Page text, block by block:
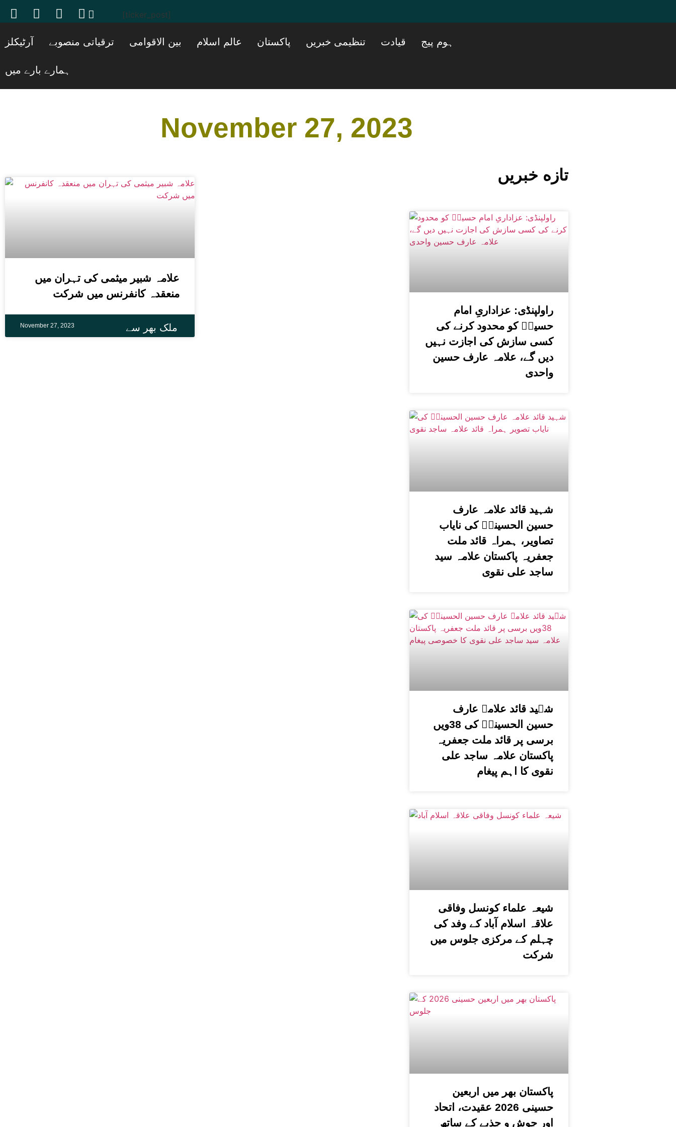
[ticker_post]
ہوم پیج قیادت تنظیمی خبریں پاکستان عالم اسلام بین الاقوامی ترقیاتی منصوبے آرٹیکلز
ہمارے بارے میں
November 27, 2023
ملک بھر سے
علامہ شبیر میثمی کی تہران میں
منعقدہ کانفرنس میں شرکت
November 27, 2023
تازه خبریں
راولپنڈی: عزاداریِ امام
حسینؑ کو محدود کرنے کی
کسی سازش کی اجازت نہیں
دیں گے، علامہ عارف حسین
واحدی
شہید قائد علامہ عارف
حسین الحسینیؒ کی نایاب
تصاویر، ہمراہ قائد ملت
جعفریہ پاکستان علامہ سید
ساجد علی نقوی
شہید قائد علامہ عارف
حسین الحسینیؒ کی 38ویں
برسی پر قائد ملت جعفریہ
پاکستان علامہ ساجد علی
نقوی کا اہم پیغام
شیعہ علماء کونسل وفاقی
علاقہ اسلام آباد کے وفد کی
چہلم کے مرکزی جلوس میں
شرکت
پاکستان بھر میں اربعین
حسینی 2026 عقیدت، اتحاد
اور جوش و جذبے کے ساتھ